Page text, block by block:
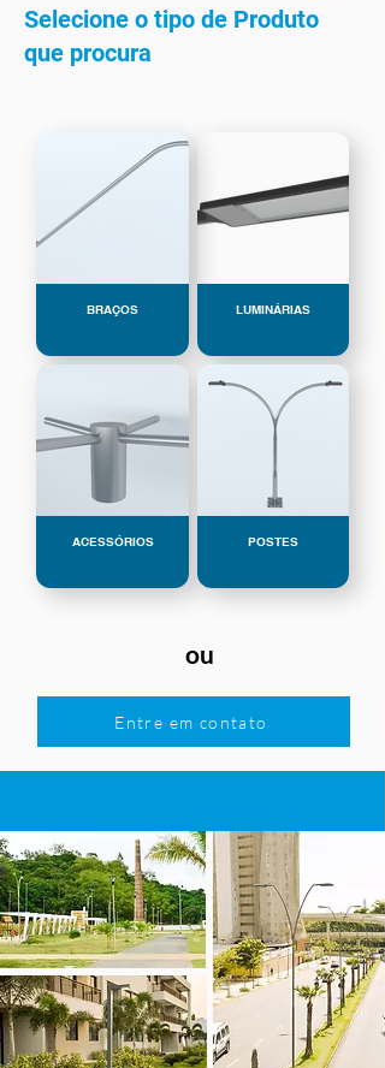
Selecione o tipo de Produto
que procura
BRAÇOS LUMINÁRIAS
ACESSÓRIOS POSTES
ou
Entre em contato